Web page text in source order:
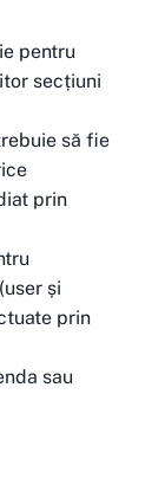
pentru
secțiuni
să fie
prin
și
prin
sau